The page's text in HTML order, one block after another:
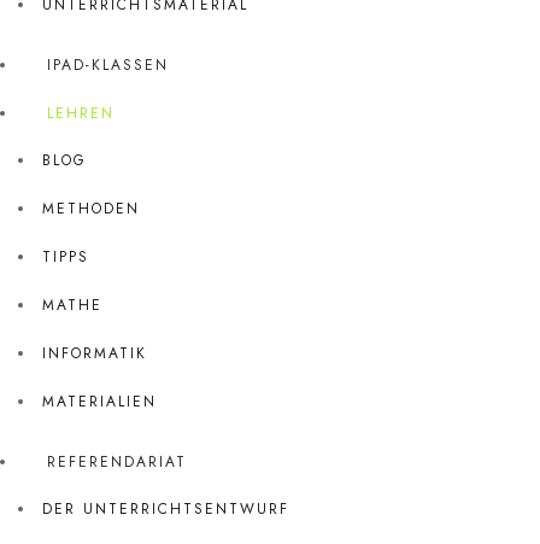
UNTERRICHTSMATERIAL
IPAD-KLASSEN
LEHREN
BLOG
METHODEN
TIPPS
MATHE
INFORMATIK
MATERIALIEN
REFERENDARIAT
DER UNTERRICHTSENTWURF